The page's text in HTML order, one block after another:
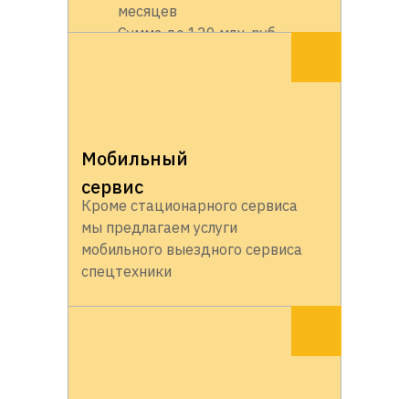
месяцев
Сумма до 120 млн. руб.
Мобильный
сервис
Кроме стационарного сервиса
мы предлагаем услуги
мобильного выездного сервиса
спецтехники